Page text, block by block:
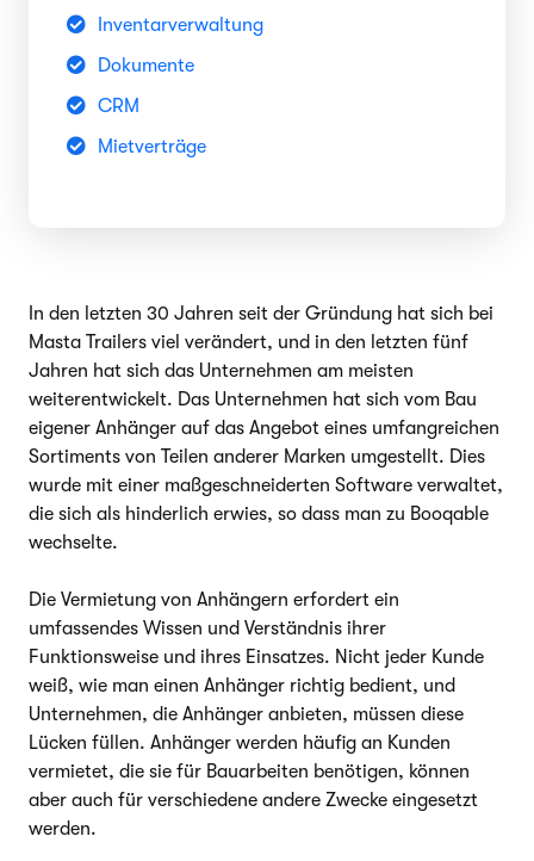
Inventarverwaltung
Dokumente
CRM
Mietverträge
In den letzten 30 Jahren seit der Gründung hat sich bei
Masta Trailers viel verändert, und in den letzten fünf
Jahren hat sich das Unternehmen am meisten
weiterentwickelt. Das Unternehmen hat sich vom Bau
eigener Anhänger auf das Angebot eines umfangreichen
Sortiments von Teilen anderer Marken umgestellt. Dies
wurde mit einer maßgeschneiderten Software verwaltet,
die sich als hinderlich erwies, so dass man zu Booqable
wechselte.
Die Vermietung von Anhängern erfordert ein
umfassendes Wissen und Verständnis ihrer
Funktionsweise und ihres Einsatzes. Nicht jeder Kunde
weiß, wie man einen Anhänger richtig bedient, und
Unternehmen, die Anhänger anbieten, müssen diese
Lücken füllen. Anhänger werden häufig an Kunden
vermietet, die sie für Bauarbeiten benötigen, können
aber auch für verschiedene andere Zwecke eingesetzt
werden.